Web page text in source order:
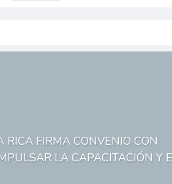
RICA FIRMA CONVENIO CON
LA CAPACITACIÓN Y